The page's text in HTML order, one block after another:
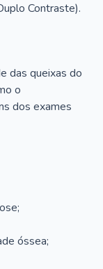
Contraste).
das queixas do
o
dos exames
óssea;